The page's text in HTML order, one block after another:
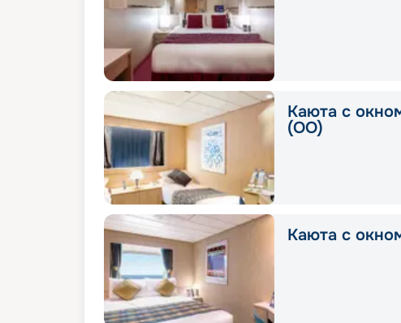
Каюта с
(OO)
Каюта с